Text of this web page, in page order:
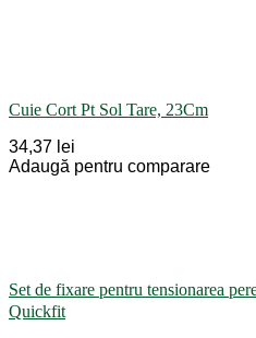
Cuie Cort Pt Sol Tare, 23Cm
34,37 lei
Adaugă pentru comparare
Set de fixare pentru tensionarea
Quickfit